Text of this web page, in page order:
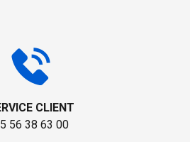
CLIENT
56 38 63 00